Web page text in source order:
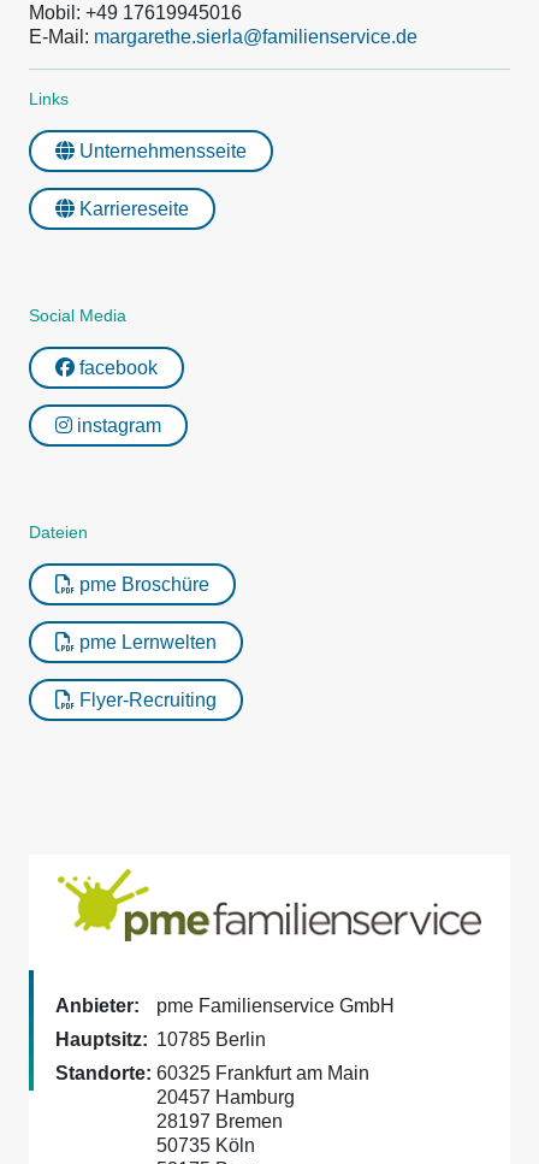
Mobil: +49 17619945016
E-Mail: margarethe.sierla@familienservice.de
Links
Unternehmensseite
Karriereseite
Social Media
facebook
instagram
Dateien
pme Broschüre
pme Lernwelten
Flyer-Recruiting
Anbieter:
pme Familienservice GmbH
Hauptsitz: 10785 Berlin
Standorte: 60325 Frankfurt am Main
20457 Hamburg
28197 Bremen
50735 Köln